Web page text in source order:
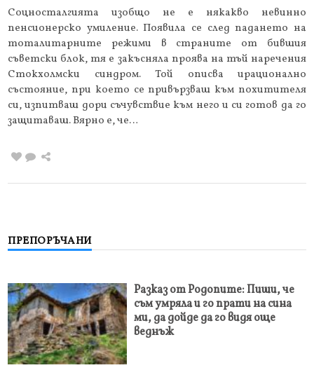
Соцносталгията изобщо не е някакво невинно
пенсионерско умиление. Появила се след падането на
тоталитарните режими в страните от бившия
съветски блок, тя е закъсняла проява на тъй наречения
Стокхолмски синдром. Той описва ирационално
състояние, при което се привързваш към похитителя
си, изпитваш дори съчувствие към него и си готов да го
защитаваш. Вярно е, че…
ПРЕПОРЪЧАНИ
Разказ от Родопите: Пиши, че
съм умряла и го прати на сина
ми, да дойде да го видя още
веднъж